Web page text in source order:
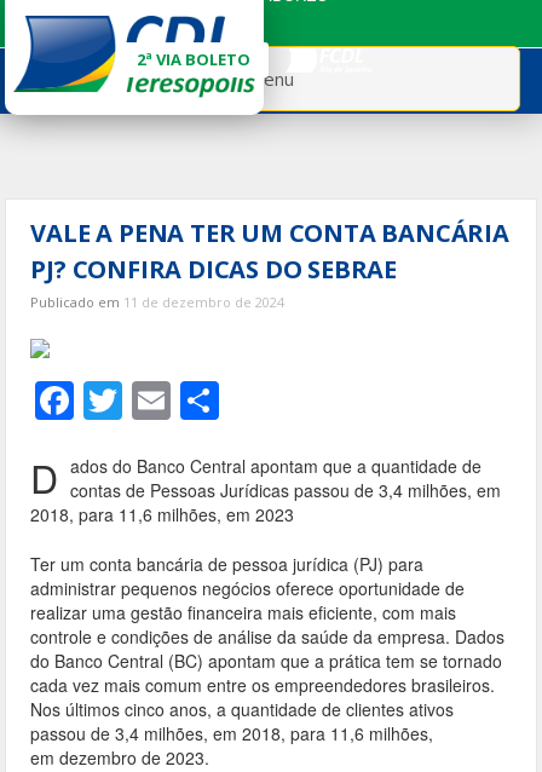
para
conteúdo
2ª VIA BOLETO
Menu
VALE A PENA TER UM CONTA BANCÁRIA
PJ? CONFIRA DICAS DO SEBRAE
Publicado em 11 de dezembro de 2024
F
ac
e
b
o
o
k
T
w
itt
er
E
m
ai
l
ar
e
D ados do Banco Central apontam que a quantidade de
contas de Pessoas Jurídicas passou de 3,4 milhões, em
2018, para 11,6 milhões, em 2023
Ter um conta bancária de pessoa jurídica (PJ) para
administrar pequenos negócios oferece oportunidade de
realizar uma gestão financeira mais eficiente, com mais
controle e condições de análise da saúde da empresa. Dados
do Banco Central (BC) apontam que a prática tem se tornado
cada vez mais comum entre os empreendedores brasileiros.
Nos últimos cinco anos, a quantidade de clientes ativos
passou de 3,4 milhões, em 2018, para 11,6 milhões,
em dezembro de 2023.